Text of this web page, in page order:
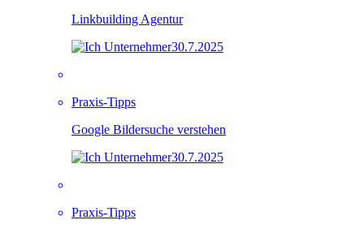
Linkbuilding Agentur
30.7.2025
Praxis-Tipps
Google Bildersuche verstehen
30.7.2025
Praxis-Tipps